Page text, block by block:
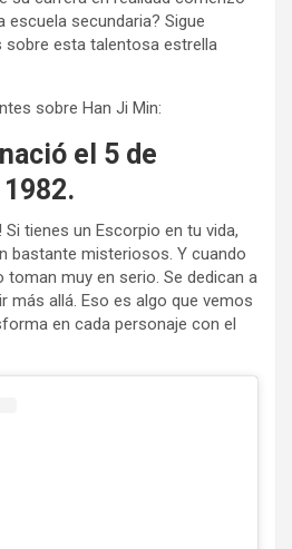
escuela secundaria? Sigue
sobre esta talentosa estrella
sobre Han Ji Min:
el 5 de
Si tienes un Escorpio en tu vida,
bastante misteriosos. Y cuando
toman muy en serio. Se dedican a
más allá. Eso es algo que vemos
en cada personaje con el